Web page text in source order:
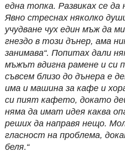
една топка. Развиках се да
Явно стреснах няколко
учудване чух един мъж да
гнездо в този дънер, ама
занимава“. Попитах дали
мъжът вдигна рамене и си
съвсем близо до дънера е
има и машина за кафе и
си пият кафето, докато
няма да имат идея каква
реших да направя нещо.
гласност на проблема,
беля.“